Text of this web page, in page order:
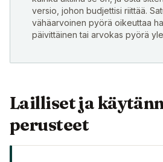
versio, johon budjettisi riittää.
vähäarvoinen pyörä oikeuttaa
päivittäinen tai arvokas pyörä
Lailliset ja
perusteet